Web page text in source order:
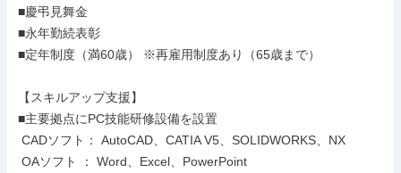
■慶弔見舞金
■永年勤続表彰
■定年制度（満60歳） ※再雇用制度あり（65歳まで）
【スキルアップ支援】
■主要拠点にPC技能研修設備を設置